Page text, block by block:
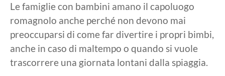
Le famiglie con bambini amano il capoluogo
romagnolo anche perché non devono mai
preoccuparsi di come far divertire i propri bimbi,
anche in caso di maltempo o quando si vuole
trascorrere una giornata lontani dalla spiaggia.